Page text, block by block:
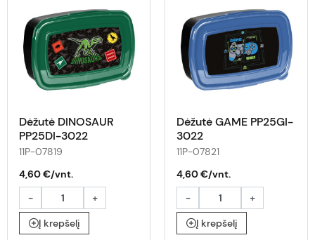
Dėžutė DINOSAUR
PP25DI-3022
11P-07819
4,60 €/vnt.
-
+
Į krepšelį
Dėžutė GAME PP25GI-
3022
11P-07821
4,60 €/vnt.
-
+
Į krepšelį